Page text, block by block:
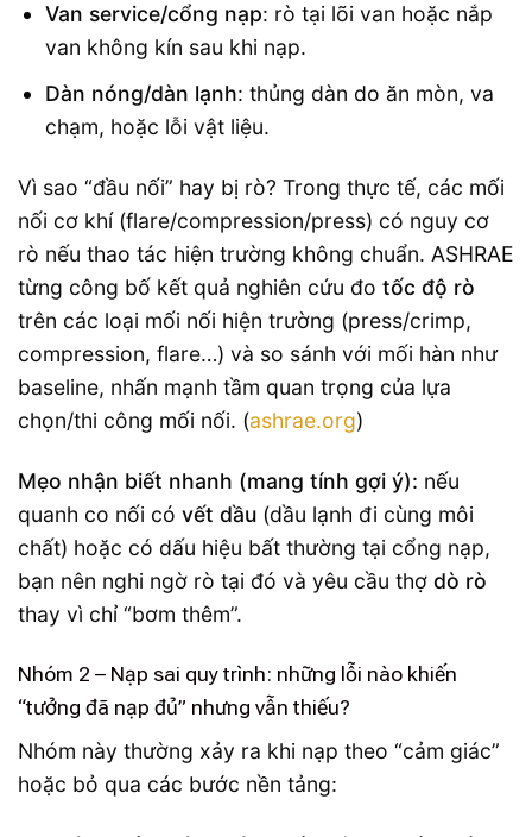
Van service/cổng nạp: rò tại lõi van hoặc nắp
van không kín sau khi nạp.
Dàn nóng/dàn lạnh: thủng dàn do ăn mòn, va
chạm, hoặc lỗi vật liệu.
Vì sao “đầu nối” hay bị rò? Trong thực tế, các mối
nối cơ khí (flare/compression/press) có nguy cơ
rò nếu thao tác hiện trường không chuẩn. ASHRAE
từng công bố kết quả nghiên cứu đo tốc độ rò
trên các loại mối nối hiện trường (press/crimp,
compression, flare…) và so sánh với mối hàn như
baseline, nhấn mạnh tầm quan trọng của lựa
chọn/thi công mối nối. (ashrae.org)
Mẹo nhận biết nhanh (mang tính gợi ý): nếu
quanh co nối có vết dầu (dầu lạnh đi cùng môi
chất) hoặc có dấu hiệu bất thường tại cổng nạp,
bạn nên nghi ngờ rò tại đó và yêu cầu thợ dò rò
thay vì chỉ “bơm thêm”.
Nhóm 2 – Nạp sai quy trình: những lỗi nào khiến
“tưởng đã nạp đủ” nhưng vẫn thiếu?
Nhóm này thường xảy ra khi nạp theo “cảm giác”
hoặc bỏ qua các bước nền tảng: